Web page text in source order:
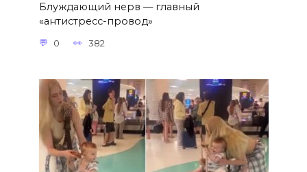
Блуждающий нерв — главный
«антистресс-провод»
0 382